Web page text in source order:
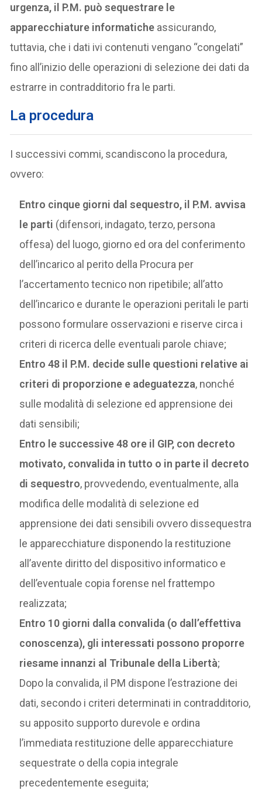
urgenza, il P.M. può sequestrare le
apparecchiature informatiche assicurando,
tuttavia, che i dati ivi contenuti vengano “congelati”
fino all’inizio delle operazioni di selezione dei dati da
estrarre in contradditorio fra le parti.
La procedura
I successivi commi, scandiscono la procedura,
ovvero:
Entro cinque giorni dal sequestro, il P.M. avvisa
le parti (difensori, indagato, terzo, persona
offesa) del luogo, giorno ed ora del conferimento
dell’incarico al perito della Procura per
l’accertamento tecnico non ripetibile; all’atto
dell’incarico e durante le operazioni peritali le parti
possono formulare osservazioni e riserve circa i
criteri di ricerca delle eventuali parole chiave;
Entro 48 il P.M. decide sulle questioni relative ai
criteri di proporzione e adeguatezza, nonché
sulle modalità di selezione ed apprensione dei
dati sensibili;
Entro le successive 48 ore il GIP, con decreto
motivato, convalida in tutto o in parte il decreto
di sequestro, provvedendo, eventualmente, alla
modifica delle modalità di selezione ed
apprensione dei dati sensibili ovvero dissequestra
le apparecchiature disponendo la restituzione
all’avente diritto del dispositivo informatico e
dell’eventuale copia forense nel frattempo
realizzata;
Entro 10 giorni dalla convalida (o dall’effettiva
conoscenza), gli interessati possono proporre
riesame innanzi al Tribunale della Libertà;
Dopo la convalida, il PM dispone l’estrazione dei
dati, secondo i criteri determinati in contradditorio,
su apposito supporto durevole e ordina
l’immediata restituzione delle apparecchiature
sequestrate o della copia integrale
precedentemente eseguita;